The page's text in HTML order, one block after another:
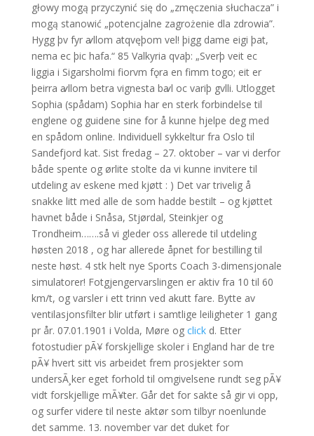
głowy mogą przyczynić się do „zmęczenia słuchacza” i
mogą stanowić „potencjalne zagrożenie dla zdrowia”.
Hygg þv fyr ꜹllom atqvęþom vel! þigg dame eigi þat,
nema ec þic hafa.“ 85 Valkyria qvaþ: „Sverþ veit ec
liggia i Sigarsholmi fiorvm fǫra en fimm togo; eit er
þeirra ꜹllom betra vignesta bꜹl oc variþ gvlli. Utlogget
Sophia (spådam) Sophia har en sterk forbindelse til
englene og guidene sine for å kunne hjelpe deg med
en spådom online. Individuell sykkeltur fra Oslo til
Sandefjord kat. Sist fredag – 27. oktober – var vi derfor
både spente og ørlite stolte da vi kunne invitere til
utdeling av eskene med kjøtt : ) Det var trivelig å
snakke litt med alle de som hadde bestilt – og kjøttet
havnet både i Snåsa, Stjørdal, Steinkjer og
Trondheim…….så vi gleder oss allerede til utdeling
høsten 2018 , og har allerede åpnet for bestilling til
neste høst. 4 stk helt nye Sports Coach 3-dimensjonale
simulatorer! Fotgjengervarslingen er aktiv fra 10 til 60
km/t, og varsler i ett trinn ved akutt fare. Bytte av
ventilasjonsfilter blir utført i samtlige leiligheter 1 gang
pr år. 07.01.1901 i Volda, Møre og clickd. Etter
fotostudier pÃ¥ forskjellige skoler i England har de tre
pÃ¥ hvert sitt vis arbeidet frem prosjekter som
undersÃ¸ker eget forhold til omgivelsene rundt seg pÃ¥
vidt forskjellige mÃ¥ter. Går det for sakte så gir vi opp,
og surfer videre til neste aktør som tilbyr noenlunde
det samme. 13. november var det duket for